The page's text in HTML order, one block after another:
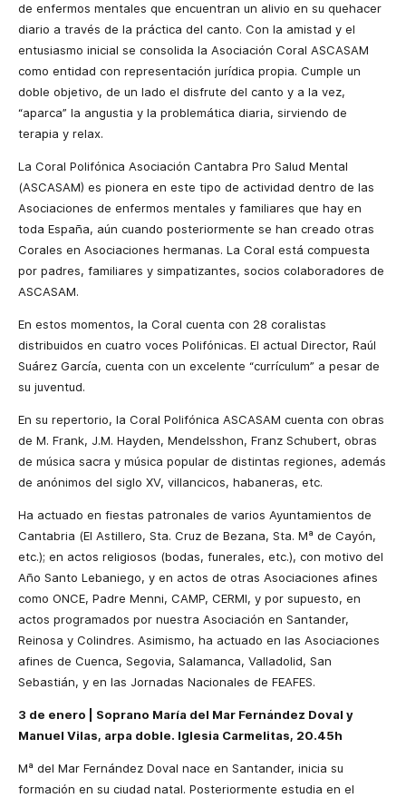
de enfermos mentales que encuentran un alivio en su quehacer
diario a través de la práctica del canto. Con la amistad y el
entusiasmo inicial se consolida la Asociación Coral ASCASAM
como entidad con representación jurídica propia. Cumple un
doble objetivo, de un lado el disfrute del canto y a la vez,
“aparca” la angustia y la problemática diaria, sirviendo de
terapia y relax.
La Coral Polifónica Asociación Cantabra Pro Salud Mental
(ASCASAM) es pionera en este tipo de actividad dentro de las
Asociaciones de enfermos mentales y familiares que hay en
toda España, aún cuando posteriormente se han creado otras
Corales en Asociaciones hermanas. La Coral está compuesta
por padres, familiares y simpatizantes, socios colaboradores de
ASCASAM.
En estos momentos, la Coral cuenta con 28 coralistas
distribuidos en cuatro voces Polifónicas. El actual Director, Raúl
Suárez García, cuenta con un excelente “currículum” a pesar de
su juventud.
En su repertorio, la Coral Polifónica ASCASAM cuenta con obras
de M. Frank, J.M. Hayden, Mendelsshon, Franz Schubert, obras
de música sacra y música popular de distintas regiones, además
de anónimos del siglo XV, villancicos, habaneras, etc.
Ha actuado en fiestas patronales de varios Ayuntamientos de
Cantabria (El Astillero, Sta. Cruz de Bezana, Sta. Mª de Cayón,
etc.); en actos religiosos (bodas, funerales, etc.), con motivo del
Año Santo Lebaniego, y en actos de otras Asociaciones afines
como ONCE, Padre Menni, CAMP, CERMI, y por supuesto, en
actos programados por nuestra Asociación en Santander,
Reinosa y Colindres. Asimismo, ha actuado en las Asociaciones
afines de Cuenca, Segovia, Salamanca, Valladolid, San
Sebastián, y en las Jornadas Nacionales de FEAFES.
3 de enero | Soprano María del Mar Fernández Doval y
Manuel Vilas, arpa doble. Iglesia Carmelitas, 20.45h
Mª del Mar Fernández Doval nace en Santander, inicia su
formación en su ciudad natal. Posteriormente estudia en el